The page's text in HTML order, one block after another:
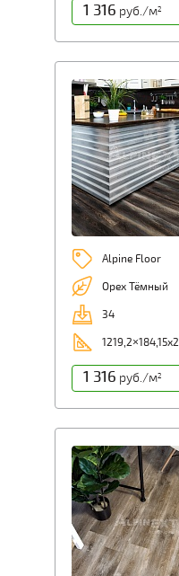
1 316 руб./м2
Alpine Floor
Орех Тёмный
34
1 316 руб./м2